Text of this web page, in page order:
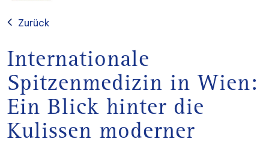
Zurück
Internationale
Spitzenmedizin in Wien:
Ein Blick hinter die
Kulissen moderner